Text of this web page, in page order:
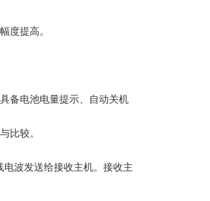
度提高。
备电池电量提示、自动关机
比较。
波发送给接收主机。接收主